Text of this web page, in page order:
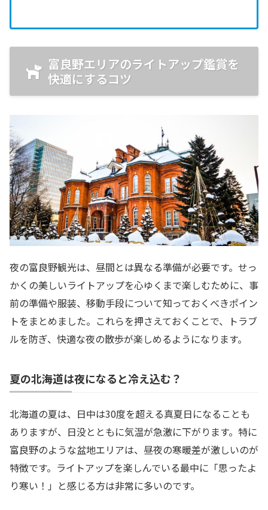
富良野エリアのライトアップ鑑賞を
快適にするコツ
夜の富良野観光は、昼間とは異なる準備が必要です。せっ
かくの美しいライトアップを心ゆくまで楽しむために、事
前の準備や服装、移動手段について知っておくべきポイン
トをまとめました。これらを押さえておくことで、トラブ
ルを防ぎ、快適な夜の散歩が楽しめるようになります。
夏の北海道は夜になると冷え込む？
北海道の夏は、日中は30度を超える真夏日になることも
ありますが、日没とともに気温が急激に下がります。特に
富良野のような盆地エリアは、昼夜の寒暖差が激しいのが
特徴です。ライトアップを楽しんでいる最中に「思ったよ
り寒い！」と感じる方は非常に多いのです。